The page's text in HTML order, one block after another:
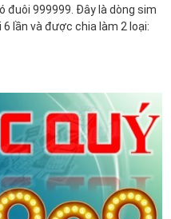
đuôi 999999. Đây là dòng sim
lần và được chia làm 2 loại: